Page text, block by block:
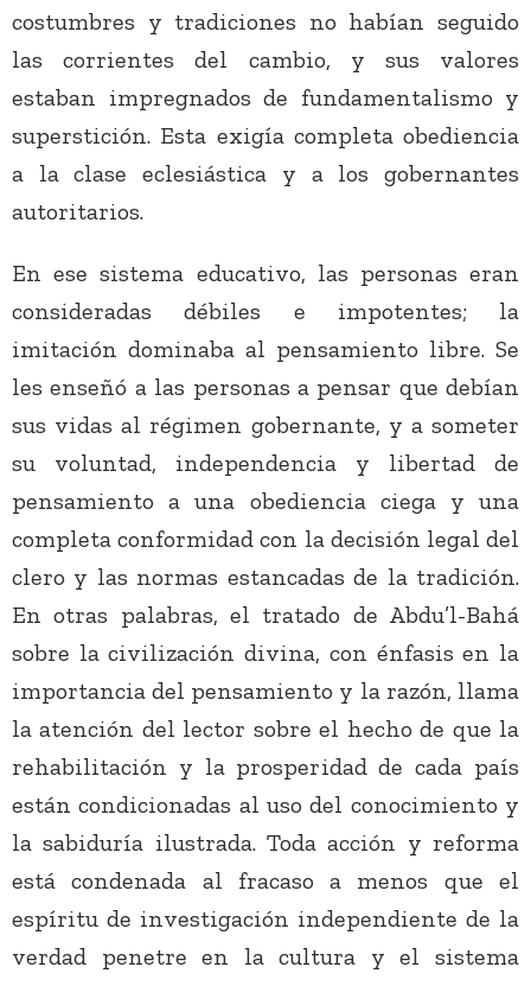
costumbres y tradiciones no habían seguido
las corrientes del cambio, y sus valores
estaban impregnados de fundamentalismo y
superstición. Esta exigía completa obediencia
a la clase eclesiástica y a los gobernantes
autoritarios.
En ese sistema educativo, las personas eran
consideradas débiles e impotentes; la
imitación dominaba al pensamiento libre. Se
les enseñó a las personas a pensar que debían
sus vidas al régimen gobernante, y a someter
su voluntad, independencia y libertad de
pensamiento a una obediencia ciega y una
completa conformidad con la decisión legal del
clero y las normas estancadas de la tradición.
En otras palabras, el tratado de Abdu’l-Bahá
sobre la civilización divina, con énfasis en la
importancia del pensamiento y la razón, llama
la atención del lector sobre el hecho de que la
rehabilitación y la prosperidad de cada país
están condicionadas al uso del conocimiento y
la sabiduría ilustrada. Toda acción y reforma
está condenada al fracaso a menos que el
espíritu de investigación independiente de la
verdad penetre en la cultura y el sistema